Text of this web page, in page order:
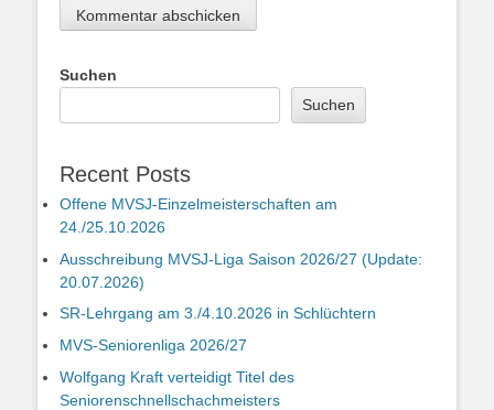
Suchen
Suchen
Recent Posts
Offene MVSJ-Einzelmeisterschaften am
24./25.10.2026
Ausschreibung MVSJ-Liga Saison 2026/27 (Update:
20.07.2026)
SR-Lehrgang am 3./4.10.2026 in Schlüchtern
MVS-Seniorenliga 2026/27
Wolfgang Kraft verteidigt Titel des
Seniorenschnellschachmeisters